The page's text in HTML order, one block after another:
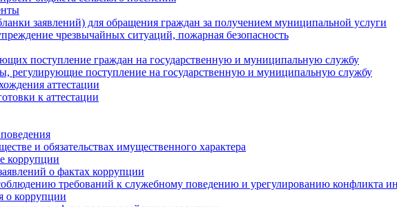
заявлений) для обращения граждан за получением муниципальной услуги
чрезвычайных ситуаций, пожарная безопасность
поступление граждан на государственную и муниципальную службу
регулирующие поступление на государственную и муниципальную службу
аттестации
к аттестации
и обязательствах имущественного характера
коррупции
о фактах коррупции
требований к служебному поведению и урегулированию конфликта
о коррупции